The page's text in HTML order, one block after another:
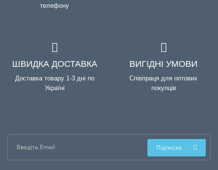
телефону
ШВИДКА ДОСТАВКА
Доставка товару 1-3 дні по
Україні
ВИГІДНІ УМОВИ
Співпраця для оптових
покупців
Підписка